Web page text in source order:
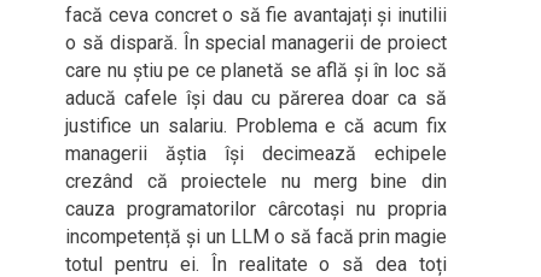
facă ceva concret o să fie avantajați și inutilii
o să dispară. În special managerii de proiect
care nu știu pe ce planetă se află și în loc să
aducă cafele își dau cu părerea doar ca să
justifice un salariu. Problema e că acum fix
managerii ăștia își decimează echipele
crezând că proiectele nu merg bine din
cauza programatorilor cârcotași nu propria
incompetență și un LLM o să facă prin magie
totul pentru ei. În realitate o să dea toți